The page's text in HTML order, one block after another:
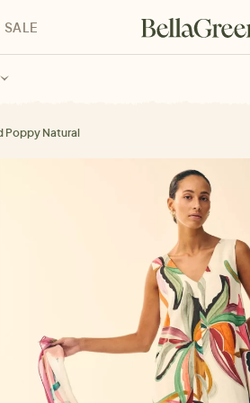
für Kinder
SALE
Poppy Natural